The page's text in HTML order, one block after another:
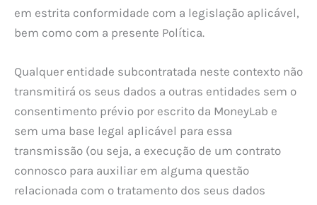
em estrita conformidade com a legislação aplicável,
bem como com a presente Política.
Qualquer entidade subcontratada neste contexto não
transmitirá os seus dados a outras entidades sem o
consentimento prévio por escrito da MoneyLab e
sem uma base legal aplicável para essa
transmissão (ou seja, a execução de um contrato
connosco para auxiliar em alguma questão
relacionada com o tratamento dos seus dados